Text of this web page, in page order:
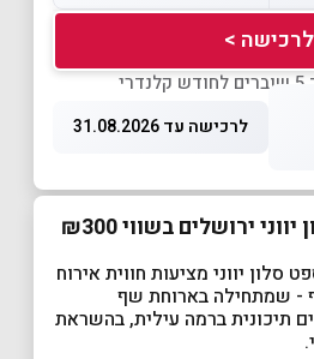
לרכישה >
לרכישה עד 31.08.2026
ירושלים בשווי ₪300
סלון יווני מציעות חווית אירוח
- שמתחילה בארוחת שף
תיכונית ברמה עילית, בהשראת